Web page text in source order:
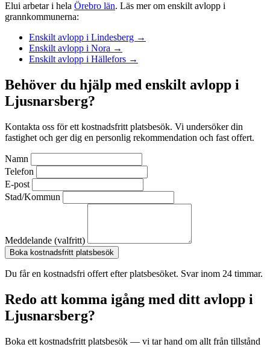
Elui arbetar i hela Örebro län. Läs mer om enskilt avlopp i
grannkommunerna:
Enskilt avlopp i Lindesberg →
Enskilt avlopp i Nora →
Enskilt avlopp i Hällefors →
Behöver du hjälp med enskilt avlopp i
Ljusnarsberg?
Kontakta oss för ett kostnadsfritt platsbesök. Vi undersöker din
fastighet och ger dig en personlig rekommendation och fast offert.
Namn
Telefon
E-post
Stad/Kommun
Meddelande (valfritt)
Boka kostnadsfritt platsbesök
Du får en kostnadsfri offert efter platsbesöket. Svar inom 24 timmar.
Redo att komma igång med ditt avlopp i
Ljusnarsberg?
Boka ett kostnadsfritt platsbesök — vi tar hand om allt från tillstånd